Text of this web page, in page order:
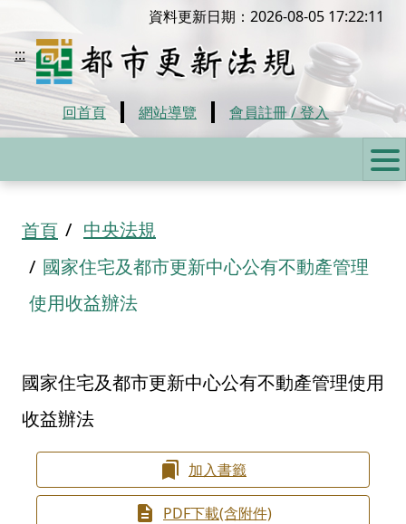
移到主要內容
:::
都市更新法規
資料更新日期：2026-08-05 17:22:11
回首頁 網站導覽 會員註冊 / 登入
首頁
中央法規
國家住宅及都市更新中心公有不動產管理
使用收益辦法
國家住宅及都市更新中心公有不動產管理使用
收益辦法
加入書籤
PDF下載(含附件)